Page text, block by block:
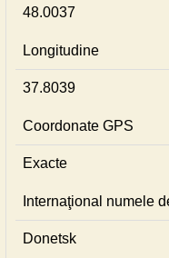
48.0037
Longitudine
37.8039
Coordonate GPS
Exacte
Internaţional numele
Donetsk